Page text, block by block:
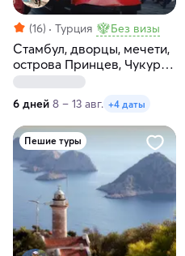
(16) Турция Без визы
Стамбул, дворцы, мечети,
острова Принцев, Чукур
— сокровища Турции!
6 дней 8 – 13 авг. +4 даты
Пешие туры